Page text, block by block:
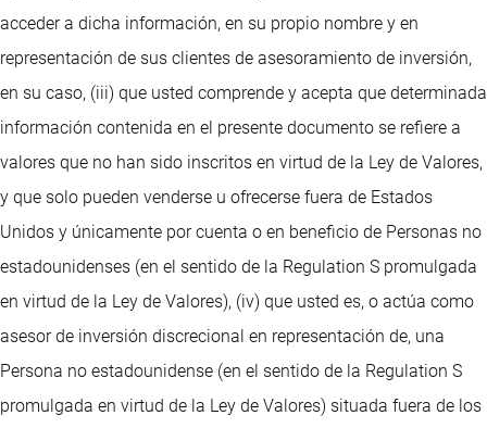
acceder a dicha información, en su propio nombre y en
representación de sus clientes de asesoramiento de inversión,
en su caso, (iii) que usted comprende y acepta que determinada
información contenida en el presente documento se refiere a
valores que no han sido inscritos en virtud de la Ley de Valores,
y que solo pueden venderse u ofrecerse fuera de Estados
Unidos y únicamente por cuenta o en beneficio de Personas no
estadounidenses (en el sentido de la Regulation S promulgada
en virtud de la Ley de Valores), (iv) que usted es, o actúa como
asesor de inversión discrecional en representación de, una
Persona no estadounidense (en el sentido de la Regulation S
promulgada en virtud de la Ley de Valores) situada fuera de los